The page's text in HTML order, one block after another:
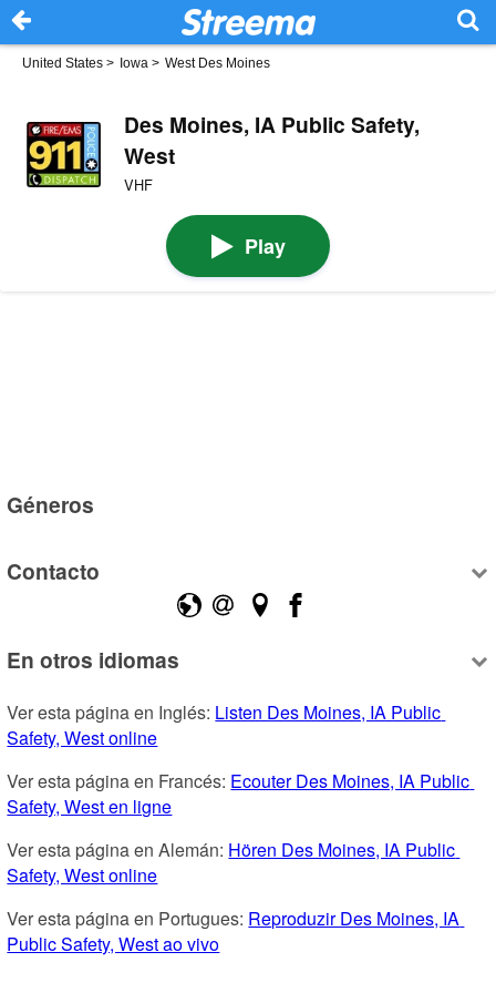
United States > Iowa > West Des Moines
Des Moines, IA Public Safety,
West
VHF
Play
Géneros
Contacto
En otros idiomas
Ver esta página en Inglés: Listen Des Moines, IA Public
Safety, West online
Ver esta página en Francés: Ecouter Des Moines, IA Public
Safety, West en ligne
Ver esta página en Alemán: Hören Des Moines, IA Public
Safety, West online
Ver esta página en Portugues: Reproduzir Des Moines, IA
Public Safety, West ao vivo